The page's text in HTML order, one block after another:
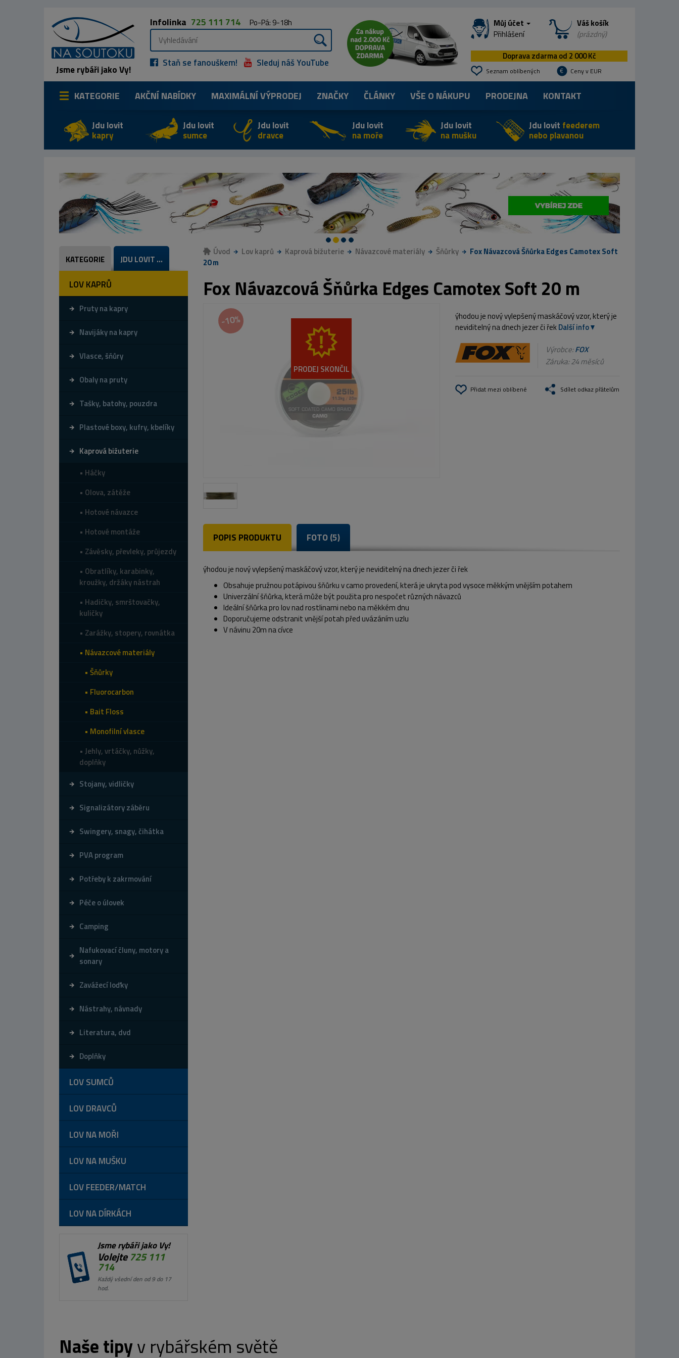
Jsme rybáři jako Vy!
Infolinka 725 111 714 Po-Pá: 9-18h
Staň se fanouškem! Sleduj náš YouTube
Můj účet
Přihlášení
Váš košík
(prázdný)
Doprava zdarma od 2 000 Kč
Seznam oblíbených Ceny v EUR
KATEGORIE AKČNÍ NABÍDKY MAXIMÁLNÍVÝPRODEJ ZNAČKY ČLÁNKY VŠE O NÁKUPU PRODEJNA KONTAKT
Jdu lovit
kapry
Jdu lovit
sumce
Jdu lovit
dravce
Jdu lovit
na moře
Jdu lovit
na mušku
Jdu lovit feederem
nebo plavanou
KATEGORIE JDU LOVIT ...
LOV KAPRŮ
Pruty na kapry
Navijáky na kapry
Vlasce, šňůry
Obaly na pruty
Tašky, batohy, pouzdra
Plastové boxy, kufry, kbelíky
Kaprová bižuterie
Háčky
Olova, zátěže
Hotové návazce
Hotové montáže
Závěsky, převleky, průjezdy
Obratlíky, karabinky,
kroužky, držáky nástrah
Hadičky, smrštovačky,
kuličky
Zarážky, stopery, rovnátka
Návazcové materiály
Šňůrky
Fluorocarbon
Bait Floss
Monofilní vlasce
Jehly, vrtáčky, nůžky,
doplňky
Stojany, vidličky
Signalizátory záběru
Swingery, snagy, čihátka
PVA program
Potřeby k zakrmování
Péče o úlovek
Camping
Nafukovací čluny, motory a
sonary
Zavážecí loďky
Nástrahy, návnady
Literatura, dvd
Doplňky
LOV SUMCŮ
LOV DRAVCŮ
LOV NA MOŘI
LOV NA MUŠKU
LOV FEEDER/MATCH
LOV NA DÍRKÁCH
Jsme rybáři jako Vy!
Volejte725 111
714
Každý všední den od 9 do 17
hod.
Úvod Lov kaprů Kaprová bižuterie Návazcové materiály Šňůrky
Fox Návazcová Šňůrka Edges Camotex Soft
20 m
Fox Návazcová Šňůrka Edges Camotex Soft 20 m
-10%
PRODEJ SKONČIL
ýhodou je nový vylepšený maskáčový vzor, který je
neviditelný na dnech jezer či řekDalší info
Výrobce:FOX
Záruka: 24 měsíců
Přidat mezi oblíbené Sdílet odkaz přátelům
POPIS PRODUKTU FOTO (5)
ýhodou je nový vylepšený maskáčový vzor, který je neviditelný na dnech jezer či řek
Obsahuje pružnou potápivou šňůrku v camo provedení, která je ukryta pod vysoce měkkým vnějším potahem
Univerzální šňůrka, která může být použita pro nespočet různých návazců
Ideální šňůrka pro lov nad rostlinami nebo na měkkém dnu
Doporučujeme odstranit vnější potah před uvázáním uzlu
V návinu 20m na cívce
Naše tipyv rybářském světě